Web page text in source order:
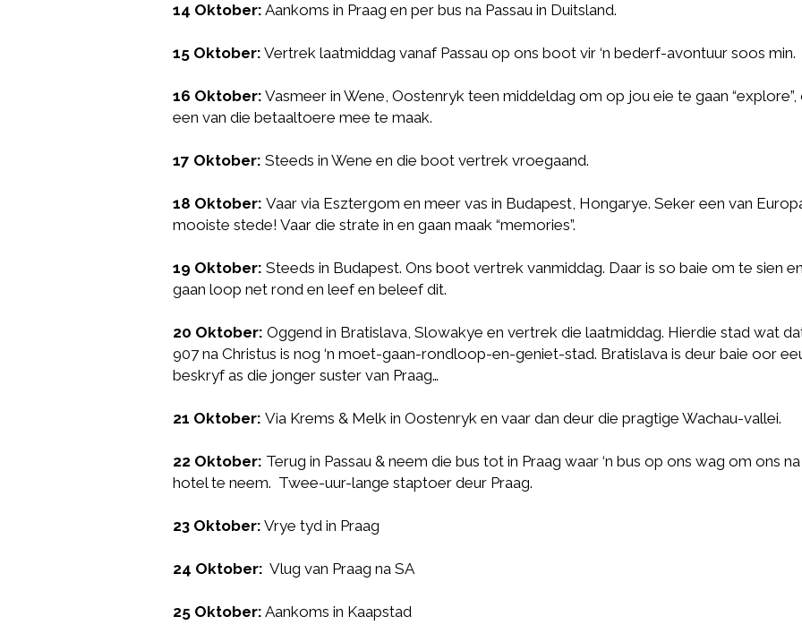
14 Oktober: Aankoms in Praag en per bus na Passau in Duitsland.
15 Oktober: Vertrek laatmiddag vanaf Passau op ons boot vir ‘n bederf-avontuur soos min.
16 Oktober: Vasmeer in Wene, Oostenryk teen middeldag om op jou eie te gaan “explore”,
een van die betaaltoere mee te maak.
17 Oktober: Steeds in Wene en die boot vertrek vroegaand.
18 Oktober: Vaar via Esztergom en meer vas in Budapest, Hongarye. Seker een van
mooiste stede! Vaar die strate in en gaan maak “memories”.
19 Oktober: Steeds in Budapest. Ons boot vertrek vanmiddag. Daar is so baie om te sien
gaan loop net rond en leef en beleef dit.
20 Oktober: Oggend in Bratislava, Slowakye en vertrek die laatmiddag. Hierdie stad wat
907 na Christus is nog ‘n moet-gaan-rondloop-en-geniet-stad. Bratislava is deur baie oor
beskryf as die jonger suster van Praag…
21 Oktober: Via Krems & Melk in Oostenryk en vaar dan deur die pragtige Wachau-vallei.
22 Oktober: Terug in Passau & neem die bus tot in Praag waar ‘n bus op ons wag om ons
hotel te neem. Twee-uur-lange staptoer deur Praag.
23 Oktober: Vrye tyd in Praag
24 Oktober: Vlug van Praag na SA
25 Oktober: Aankoms in Kaapstad